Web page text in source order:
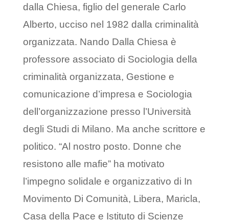
dalla Chiesa, figlio del generale Carlo
Alberto, ucciso nel 1982 dalla criminalità
organizzata. Nando Dalla Chiesa è
professore associato di Sociologia della
criminalità organizzata, Gestione e
comunicazione d’impresa e Sociologia
dell’organizzazione presso l’Università
degli Studi di Milano. Ma anche scrittore e
politico. “Al nostro posto. Donne che
resistono alle mafie” ha motivato
l’impegno solidale e organizzativo di In
Movimento Di Comunità, Libera, Maricla,
Casa della Pace e Istituto di Scienze